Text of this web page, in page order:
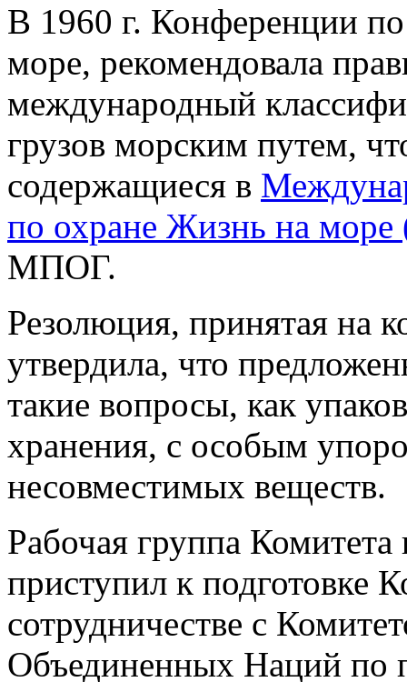
В 1960 г. Конференции
море, рекомендовала
международный
грузов морским путем,
содержащиеся в
по охране Жизнь на море
МПОГ.
Резолюция, принятая на
утвердила, что
такие вопросы, как
хранения, с особым
несовместимых веществ.
Рабочая группа
приступил к подготовке
сотрудничестве с
Объединенных Наций по